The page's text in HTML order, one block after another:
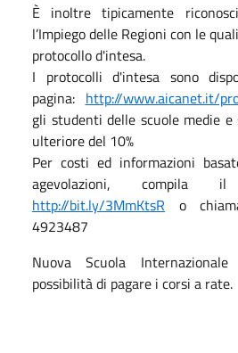
È inoltre tipicamente
l’Impiego delle Regioni con le
protocollo d'intesa.
I protocolli d'intesa sono
pagina: http://www.aicanet.it/
gli studenti delle scuole medie
ulteriore del 10%
Per costi ed informazioni
agevolazioni, compila
http://bit.ly/3MmKtsR o
4923487
Nuova Scuola
possibilità di pagare i corsi a rate.